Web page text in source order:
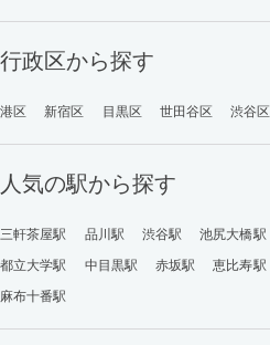
行政区から探す
港区 新宿区 目黒区 世田谷区 渋谷区
人気の駅から探す
三軒茶屋駅 品川駅 渋谷駅 池尻大橋駅
都立大学駅
中目黒駅 赤坂駅 恵比寿駅
麻布十番駅